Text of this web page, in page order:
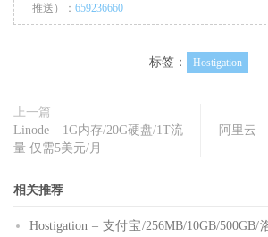
推送）： 659236660
标签： Hostigation
上一篇
Linode – 1G内存/20G硬盘/1T流
量 仅需5美元/月
阿里云
相关推荐
Hostigation – 支付宝/256MB/10GB/